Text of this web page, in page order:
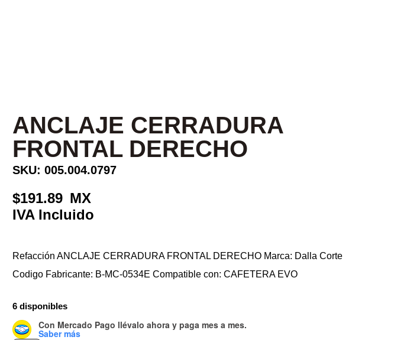
ANCLAJE CERRADURA
FRONTAL DERECHO
SKU: 005.004.0797
191.89
Refacción ANCLAJE CERRADURA FRONTAL DERECHO Marca: Dalla Corte
Codigo Fabricante: B-MC-0534E Compatible con: CAFETERA EVO
6 disponibles
Con Mercado Pago llévalo ahora y paga mes a mes.
Saber más